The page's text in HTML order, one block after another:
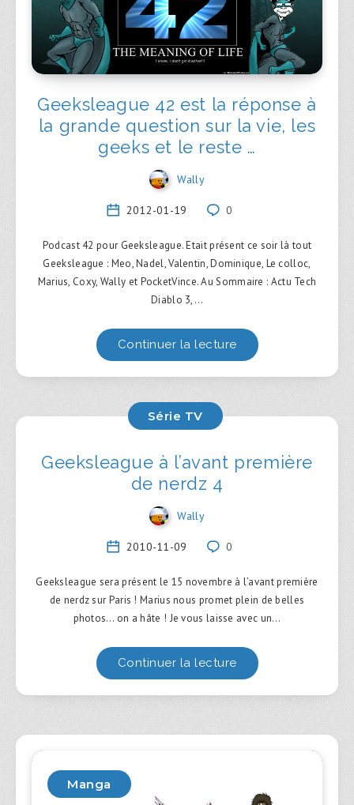
Geeksleague 42 est la réponse à
la grande question sur la vie, les
geeks et le reste …
Wally
2012-01-19 0
Podcast 42 pour Geeksleague. Etait présent ce soir là tout
Geeksleague : Meo, Nadel, Valentin, Dominique, Le colloc,
Marius, Coxy, Wally et PocketVince. Au Sommaire : Actu Tech
Diablo 3,…
Continuer la lecture
Série TV
Geeksleague à l’avant première
de nerdz 4
Wally
2010-11-09 0
Geeksleague sera présent le 15 novembre à l’avant première
de nerdz sur Paris ! Marius nous promet plein de belles
photos… on a hâte ! Je vous laisse avec un…
Continuer la lecture
Manga